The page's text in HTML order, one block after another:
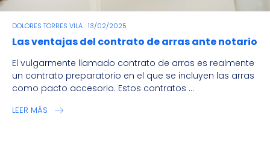
DOLORES TORRES VILA 13/02/2025
Las ventajas del contrato de arras ante notario
El vulgarmente llamado contrato de arras es realmente
un contrato preparatorio en el que se incluyen las arras
como pacto accesorio. Estos contratos ...
LEER MÁS